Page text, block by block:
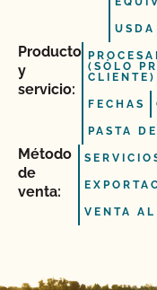
USDA
Producto
y
servicio:
(SÓLO
CLIENTE)
FECHAS
PASTA
Método
de
venta:
VENTA